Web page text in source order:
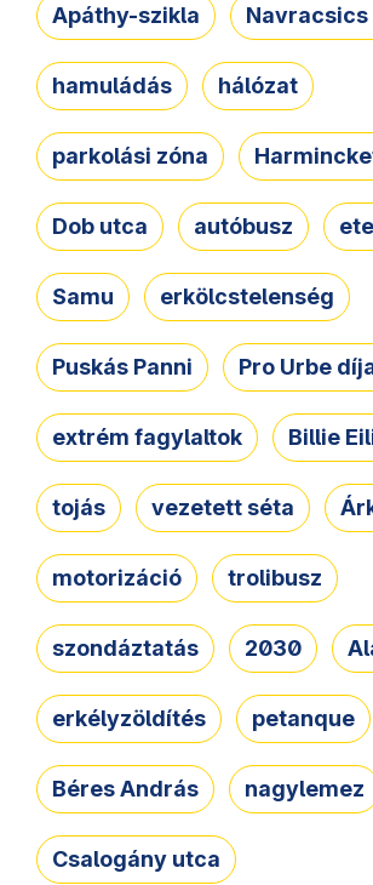
Apáthy-szikla Navracsics
hamuládás hálózat
parkolási zóna
Dob utca autóbusz
Samu erkölcstelenség
Puskás Panni Pro Urbe
extrém fagylaltok Billie
tojás vezetett séta
motorizáció trolibusz
szondáztatás 2030
erkélyzöldítés petanque
Béres András nagylemez
Csalogány utca